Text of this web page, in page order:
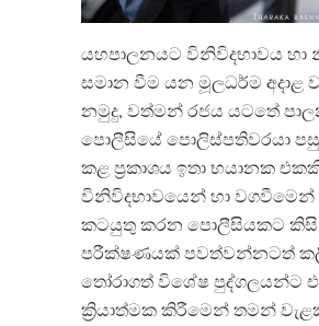
යහපාලනයට විනිවිදභාවය හා
සමාන වීම යන මූලධර්ම අදාළ
නමුදු, වත්මන් රජය යටතේ
පොලීසියේ පොලිස්පතිවරයා
කළ ප්‍රකාශය ඉතා භයානක
විනිවිදභාවයෙන් හා වගවීමෙන්
කටයුතු කරන පොලීසියකට කිසි
පරීක්ෂණයක් පවත්වන්නටත්
තෝරාගත් විශේෂ පුද්ගලයන්ට
ක්‍රියාත්මක කිරීමෙන් තමන්